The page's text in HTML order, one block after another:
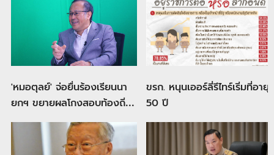
'หมอตุลย์' จ่อยื่นร้องเรียนนา
ยกฯ ขยายผลโกงสอบท้องถิ่น
ย้อนไปถึงปี 2566
ขรก. หนุนเออร์ลี่รีไทร์เริ่มที่อายุ
50 ปี